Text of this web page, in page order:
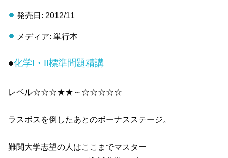
発売日: 2012/11
メディア: 単行本
●化学I・II標準問題精講
レベル☆☆☆★★～☆☆☆☆☆
ラスボスを倒したあとのボーナスステージ。
難関大学志望の人はここまでマスター